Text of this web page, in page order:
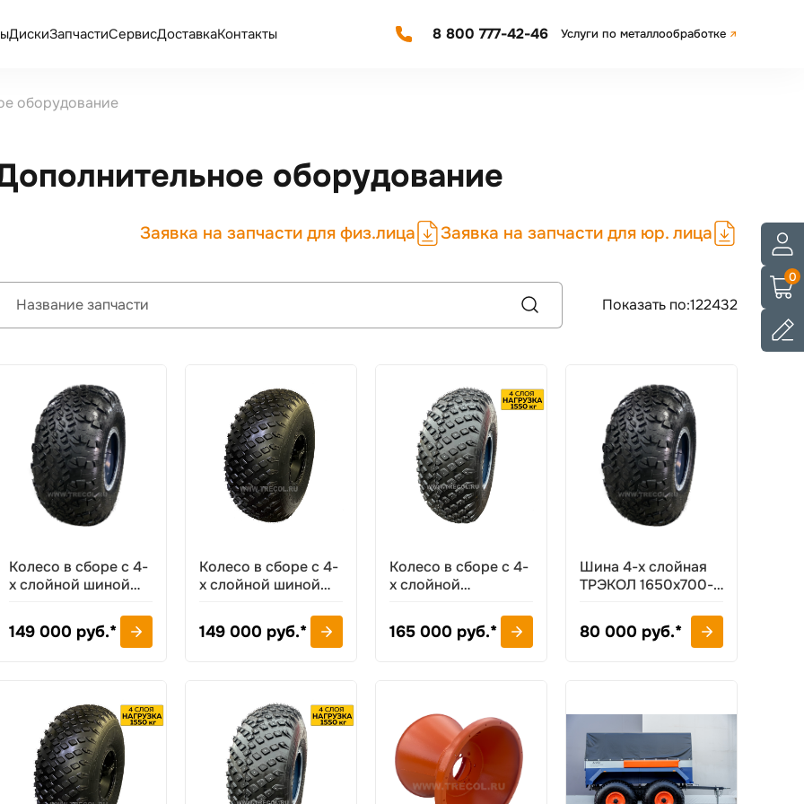
ДискиЗапчастиСервисДоставкаКонтакты 8 800 777-42-46 Услуги по металлообработке
0
оборудование
оборудование
Заявка на запчасти для физ.лица Заявка на запчасти для юр. лица
Название запчасти Показать по:122432
Колесо в сборе с 4-
х слойной шиной
149 000 руб.*
Колесо в сборе с 4-
х слойной шиной
149 000 руб.*
Колесо в сборе с 4-
х слойной
ТРЭКОЛ 1600х700-
635
165 000 руб.*
Шина 4-х слойная
ТРЭКОЛ 1650х700-
80 000 руб.*